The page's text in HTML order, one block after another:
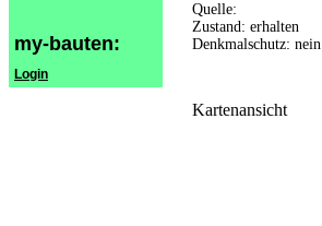
my-bauten:
Login
Quelle:
Zustand: erhalten
Denkmalschutz: nein
Kartenansicht